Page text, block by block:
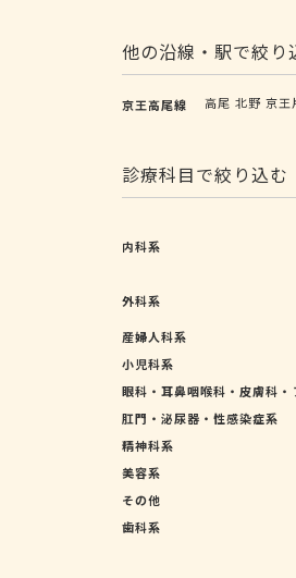
他の沿線・駅で絞り
京王高尾線 高尾 北野 京王
診療科目で絞り込む
内科系
外科系
産婦人科系
小児科系
眼科・耳鼻咽喉科・皮膚科
肛門・泌尿器・性感染症系
精神科系
美容系
その他
歯科系